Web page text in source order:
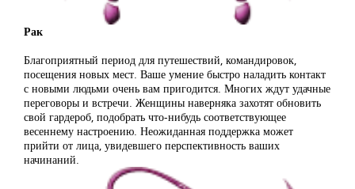
Рак
Благоприятный период для путешествий, командировок,
посещения новых мест. Ваше умение быстро наладить контакт
с новыми людьми очень вам пригодится. Многих ждут удачные
переговоры и встречи. Женщины наверняка захотят обновить
свой гардероб, подобрать что-нибудь соответствующее
весеннему настроению. Неожиданная поддержка может
прийти от лица, увидевшего перспективность ваших
начинаний.